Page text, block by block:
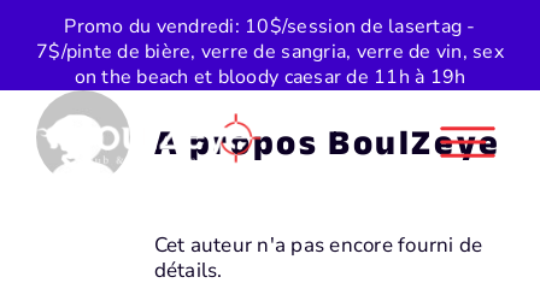
content
Promo du vendredi: 10$/session de lasertag -
7$/pinte de bière, verre de sangria, verre de vin, sex
on the beach et bloody caesar de 11h à 19h
A propos BoulZeye
Cet auteur n'a pas encore fourni de
détails.